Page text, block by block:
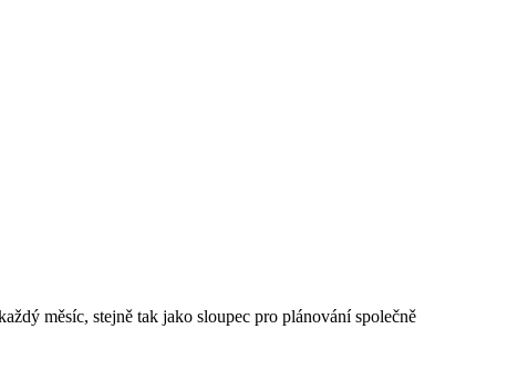
měsíc, stejně tak jako sloupec pro plánování společně